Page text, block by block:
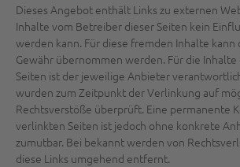
Dieses Angebot enthält Links zu externen
Inhalte vom Betreiber dieser Seiten kein
werden kann. Für diese fremden Inhalte kann
Gewähr übernommen werden. Für die
Seiten ist der jeweilige Anbieter
wurden zum Zeitpunkt der Verlinkung auf
Rechtsverstöße überprüft. Eine permanente
verlinkten Seiten ist jedoch ohne konkrete
zumutbar. Bei bekannt werden von
diese Links umgehend entfernt.